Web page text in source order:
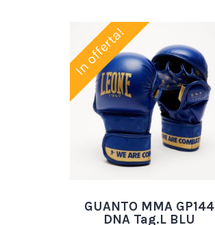
In offerta!
GUANTO MMA GP144
DNA Tag.L BLU